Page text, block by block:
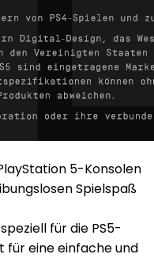
5-Konsolen
Spielspaß
für die PS5-
für eine einfache und